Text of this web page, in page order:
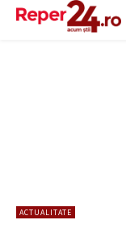
ACTUALITATE